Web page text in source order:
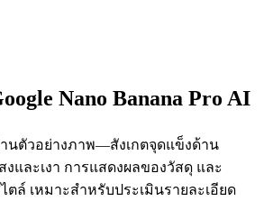
Nano Banana Pro AI
นตัวอย่างภาพ—สังเกตจุดแข็งด้าน
และเงา การแสดงผลของวัสดุ และ
ล์ เหมาะสำหรับประเมินรายละเอียด